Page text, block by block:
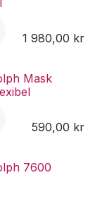
1 980,00 kr
Mask
590,00 kr
7600